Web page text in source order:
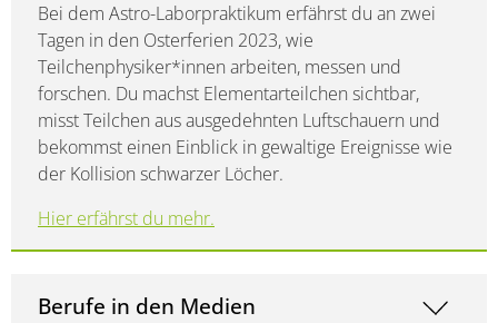
Bei dem Astro-Laborpraktikum erfährst du an zwei
Tagen in den Osterferien 2023, wie
Teilchenphysiker*innen arbeiten, messen und
forschen. Du machst Elementarteilchen sichtbar,
misst Teilchen aus ausgedehnten Luftschauern und
bekommst einen Einblick in gewaltige Ereignisse wie
der Kollision schwarzer Löcher.
Hier erfährst du mehr.
Berufe in den Medien